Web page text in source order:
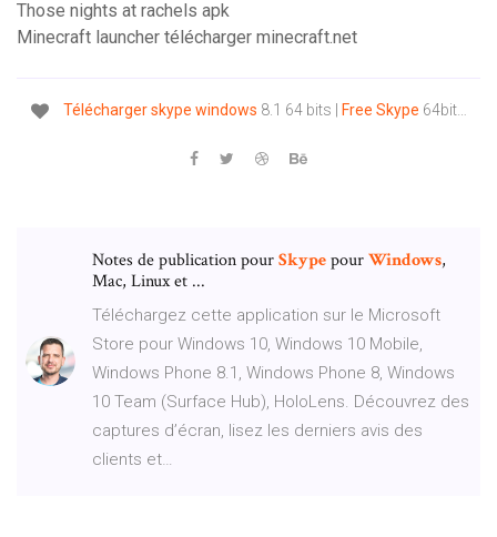
Those nights at rachels apk
Minecraft launcher télécharger minecraft.net
Télécharger skype windows 8.1 64 bits | Free Skype 64bit…
Notes de publication pourSkypepourWindows,
Mac, Linux et ...
Téléchargez cette application sur le Microsoft
Store pour Windows 10, Windows 10 Mobile,
Windows Phone 8.1, Windows Phone 8, Windows
10 Team (Surface Hub), HoloLens. Découvrez des
captures d’écran, lisez les derniers avis des
clients et…